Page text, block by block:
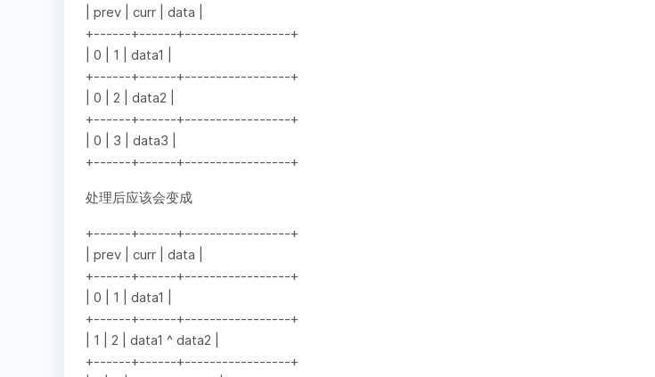
| prev | curr | data |
+------+------+-----------------+
| 0 | 1 | data1 |
+------+------+-----------------+
| 0 | 2 | data2 |
+------+------+-----------------+
| 0 | 3 | data3 |
+------+------+-----------------+
处理后应该会变成
+------+------+-----------------+
| prev | curr | data |
+------+------+-----------------+
| 0 | 1 | data1 |
+------+------+-----------------+
| 1 | 2 | data1 ^ data2 |
+------+------+-----------------+